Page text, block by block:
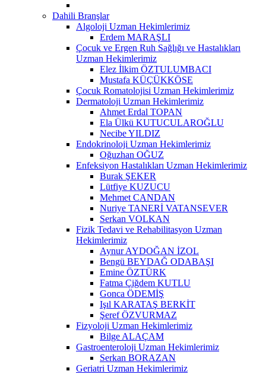
Dahili Branşlar
Algoloji Uzman Hekimlerimiz
Erdem MARAŞLI
Çocuk ve Ergen Ruh Sağlığı ve Hastalıkları
Uzman Hekimlerimiz
Elez İlkim ÖZTULUMBACI
Mustafa KÜÇÜKKÖSE
Çocuk Romatolojisi Uzman Hekimlerimiz
Dermatoloji Uzman Hekimlerimiz
Ahmet Erdal TOPAN
Ela Ülkü KUTUCULAROĞLU
Necibe YILDIZ
Endokrinoloji Uzman Hekimlerimiz
Oğuzhan OĞUZ
Enfeksiyon Hastalıkları Uzman Hekimlerimiz
Burak ŞEKER
Lütfiye KUZUCU
Mehmet CANDAN
Nuriye TANERİ VATANSEVER
Serkan VOLKAN
Fizik Tedavi ve Rehabilitasyon Uzman
Hekimlerimiz
Aynur AYDOĞAN İZOL
Bengü BEYDAĞ ODABAŞI
Emine ÖZTÜRK
Fatma Çiğdem KUTLU
Gonca ÖDEMİŞ
Işıl KARATAŞ BERKİT
Şeref ÖZVURMAZ
Fizyoloji Uzman Hekimlerimiz
Bilge ALAÇAM
Gastroenteroloji Uzman Hekimlerimiz
Serkan BORAZAN
Geriatri Uzman Hekimlerimiz